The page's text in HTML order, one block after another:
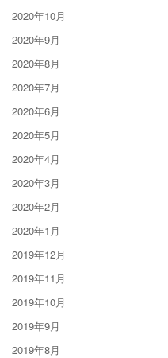
2020年10月
2020年9月
2020年8月
2020年7月
2020年6月
2020年5月
2020年4月
2020年3月
2020年2月
2020年1月
2019年12月
2019年11月
2019年10月
2019年9月
2019年8月